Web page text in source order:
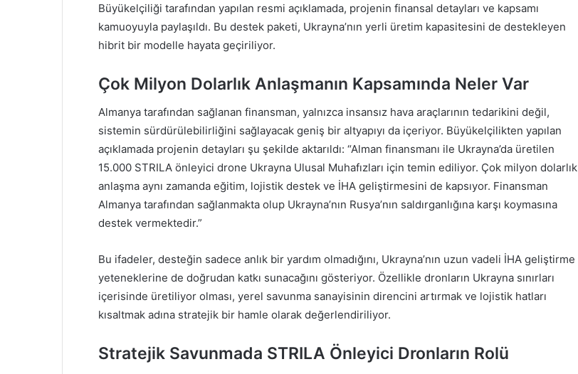
Büyükelçiliği tarafından yapılan resmi açıklamada, projenin finansal detayları ve kapsamı
kamuoyuyla paylaşıldı. Bu destek paketi, Ukrayna’nın yerli üretim kapasitesini de destekleyen
hibrit bir modelle hayata geçiriliyor.
Çok Milyon Dolarlık Anlaşmanın Kapsamında Neler Var
Almanya tarafından sağlanan finansman, yalnızca insansız hava araçlarının tedarikini değil,
sistemin sürdürülebilirliğini sağlayacak geniş bir altyapıyı da içeriyor. Büyükelçilikten yapılan
açıklamada projenin detayları şu şekilde aktarıldı: “Alman finansmanı ile Ukrayna’da üretilen
15.000 STRILA önleyici drone Ukrayna Ulusal Muhafızları için temin ediliyor. Çok milyon dolarlık
anlaşma aynı zamanda eğitim, lojistik destek ve İHA geliştirmesini de kapsıyor. Finansman
Almanya tarafından sağlanmakta olup Ukrayna’nın Rusya’nın saldırganlığına karşı koymasına
destek vermektedir.”
Bu ifadeler, desteğin sadece anlık bir yardım olmadığını, Ukrayna’nın uzun vadeli İHA geliştirme
yeteneklerine de doğrudan katkı sunacağını gösteriyor. Özellikle dronların Ukrayna sınırları
içerisinde üretiliyor olması, yerel savunma sanayisinin direncini artırmak ve lojistik hatları
kısaltmak adına stratejik bir hamle olarak değerlendiriliyor.
Stratejik Savunmada STRILA Önleyici Dronların Rolü